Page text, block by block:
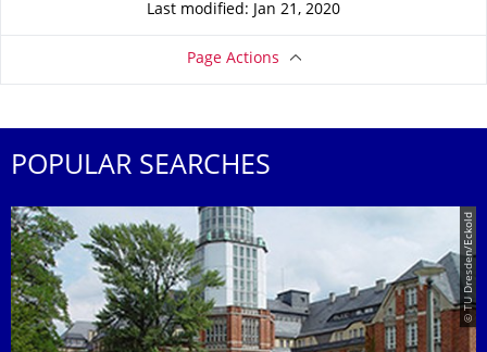
Last modified: Jan 21, 2020
Page Actions
POPULAR SEARCHES
© TU Dresden/Eckold